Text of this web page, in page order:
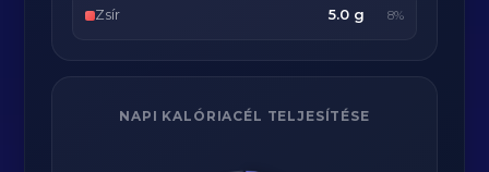
Zsír 5.0 g 8%
NAPI KALÓRIACÉL TELJESÍTÉSE